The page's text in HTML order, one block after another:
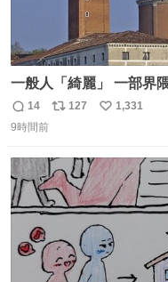
一般人「綺麗」 一部界隈「サンジョルジョ…サンジョルジ
ョマ…ジョルノジョバァ
返
信
14
リ
ト
数
127
い
数
1,331
9時間前